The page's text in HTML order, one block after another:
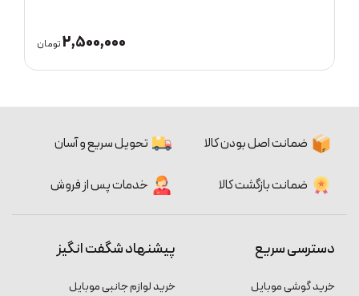
تومان
ضمانت اصل بودن کالا تحویل سریع و آسان
ضمانت بازگشت کالا خدمات پس از فروش
دسترسی سریع
خرید گوشی موبایل
پیشنهاد شگفت انگیز
خرید لوازم جانبی موبایل